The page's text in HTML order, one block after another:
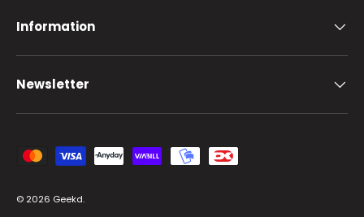
Information
Newsletter
Zahlungsmethoden
© 2026 Geekd.